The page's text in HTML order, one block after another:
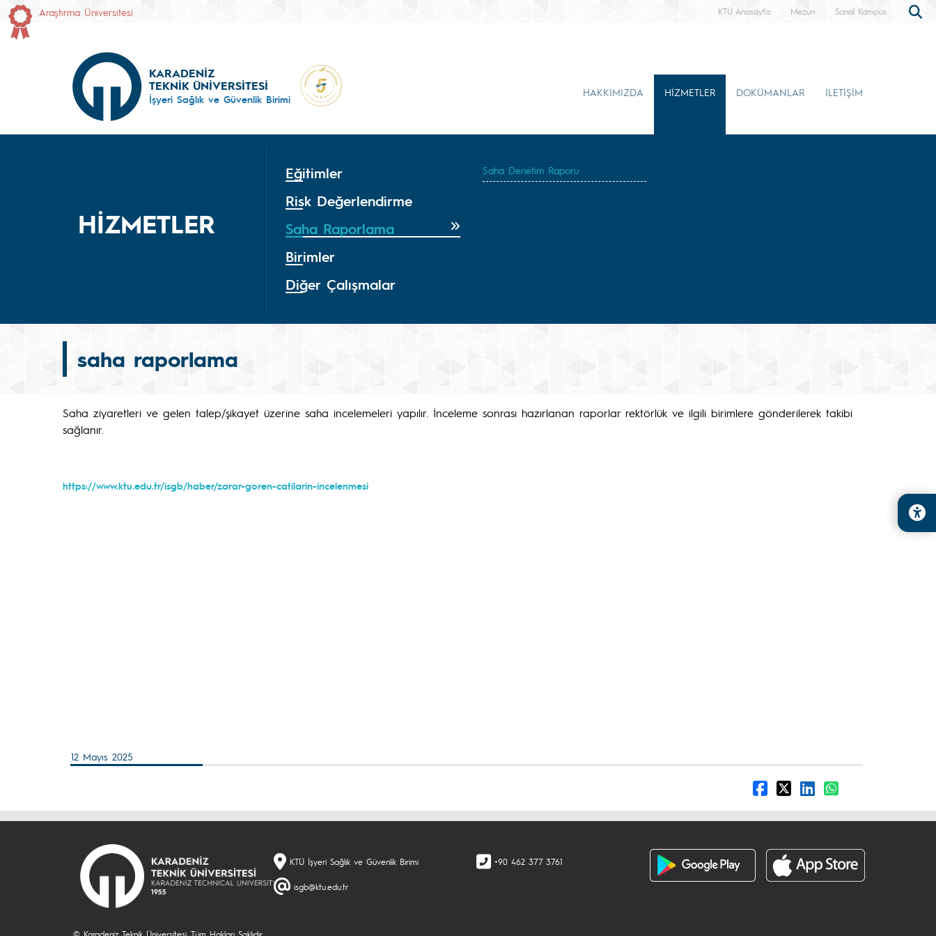
Araştırma Üniversitesi KTÜ Anasayfa Mezun Sanal Kampüs
KARADENİZ
TEKNİK ÜNİVERSİTESİ
İşyeri Sağlık ve Güvenlik Birimi
HAKKIMIZDA HİZMETLER DOKÜMANLAR İLETİŞİM
HİZMETLER
Eğitimler
Risk Değerlendirme
Saha Raporlama
Birimler
Diğer Çalışmalar
Saha Denetim Raporu
saha raporlama
Saha ziyaretleri ve gelen talep/şikayet üzerine saha incelemeleri yapılır. İnceleme sonrası hazırlanan raporlar rektörlük ve ilgili birimlere gönderilerek takibi
sağlanır.
https://www.ktu.edu.tr/isgb/haber/zarar-goren-catilarin-incelenmesi
12 Mayıs 2025
KTÜ İşyeri Sağlık ve Güvenlik Birimi
isgb@ktu.edu.tr
+90 462 377 3761